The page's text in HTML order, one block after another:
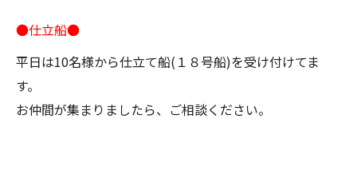
●仕立船●
平日は10名様から仕立て船(１８号船)を受け付けてま
す。
お仲間が集まりましたら、ご相談ください。